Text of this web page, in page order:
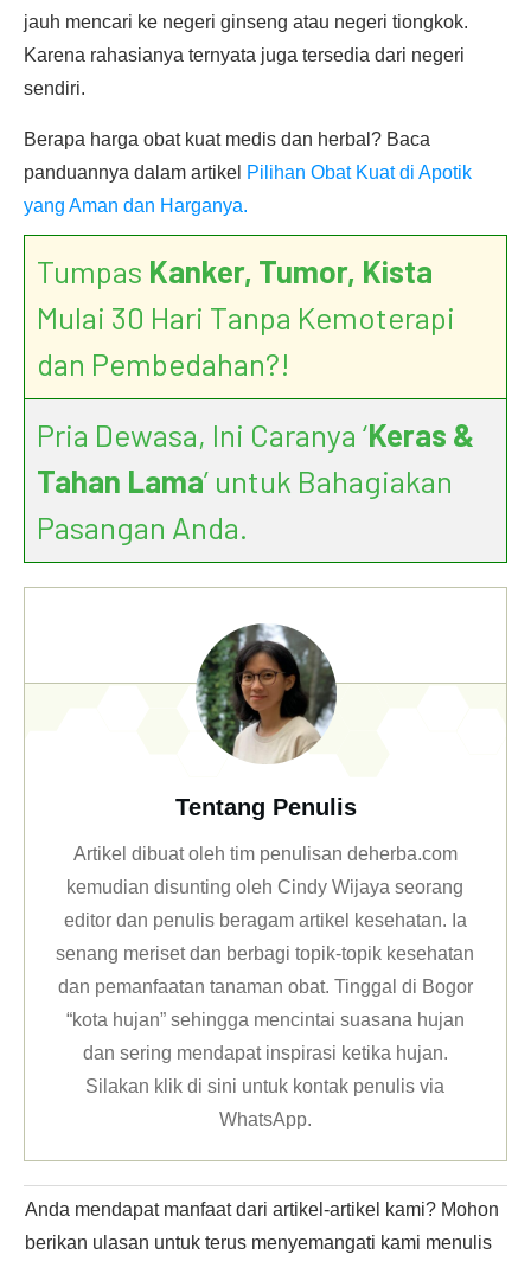
jauh mencari ke negeri ginseng atau negeri tiongkok.
Karena rahasianya ternyata juga tersedia dari negeri
sendiri.
Berapa harga obat kuat medis dan herbal? Baca
panduannya dalam artikel Pilihan Obat Kuat di Apotik
yang Aman dan Harganya.
Tumpas Kanker, Tumor, Kista
Mulai 30 Hari Tanpa Kemoterapi
dan Pembedahan?!
Pria Dewasa, Ini Caranya ‘Keras &
Tahan Lama’ untuk Bahagiakan
Pasangan Anda.
Tentang Penulis
Artikel dibuat oleh tim penulisan deherba.com
kemudian disunting oleh Cindy Wijaya seorang
editor dan penulis beragam artikel kesehatan. Ia
senang meriset dan berbagi topik-topik kesehatan
dan pemanfaatan tanaman obat. Tinggal di Bogor
“kota hujan” sehingga mencintai suasana hujan
dan sering mendapat inspirasi ketika hujan.
Silakan klikdi sini untuk kontak penulis via
WhatsApp.
Anda mendapat manfaat dari artikel-artikel kami? Mohon
berikan ulasan untuk terus menyemangati kami menulis